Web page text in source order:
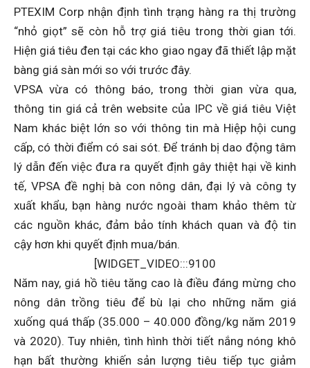
PTEXIM Corp nhận định tình trạng hàng ra thị trường
“nhỏ giọt” sẽ còn hỗ trợ giá tiêu trong thời gian tới.
Hiện giá tiêu đen tại các kho giao ngay đã thiết lập mặt
bàng giá sàn mới so với trước đây.
VPSA vừa có thông báo, trong thời gian vừa qua,
thông tin giá cả trên website của IPC về giá tiêu Việt
Nam khác biệt lớn so với thông tin mà Hiệp hội cung
cấp, có thời điểm có sai sót. Để tránh bị dao động tâm
lý dẫn đến việc đưa ra quyết định gây thiệt hại về kinh
tế, VPSA đề nghị bà con nông dân, đại lý và công ty
xuất khẩu, bạn hàng nước ngoài tham khảo thêm từ
các nguồn khác, đảm bảo tính khách quan và độ tin
cậy hơn khi quyết định mua/bán.
[WIDGET_VIDEO:::9100
Năm nay, giá hồ tiêu tăng cao là điều đáng mừng cho
nông dân trồng tiêu để bù lại cho những năm giá
xuống quá thấp (35.000 – 40.000 đồng/kg năm 2019
và 2020). Tuy nhiên, tình hình thời tiết nắng nóng khô
hạn bất thường khiến sản lượng tiêu tiếp tục giảm